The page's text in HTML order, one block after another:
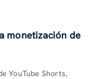
monetización de
YouTube Shorts,